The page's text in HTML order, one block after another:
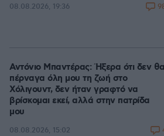
08.08.2026, 19:36
Αντόνιο Μπαντέρας: Ήξερα ότι δεν θα
πέρναγα όλη μου τη ζωή στο
Χόλιγουντ, δεν ήταν γραφτό να
βρίσκομαι εκεί, αλλά στην πατρίδα
μου
08.08.2026, 15:02